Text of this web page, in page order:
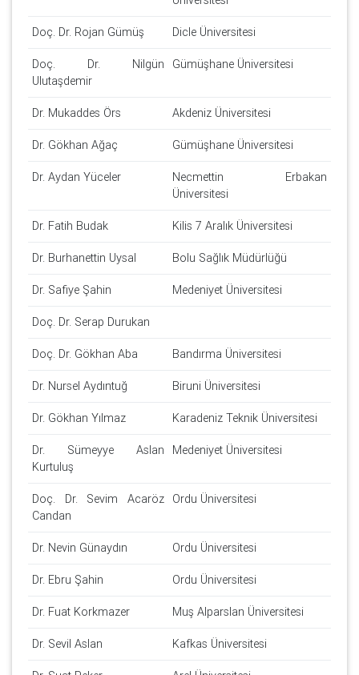
Doç. Dr. Rojan Gümüş Dicle Üniversitesi
Doç. Dr. Nilgün
Ulutaşdemir
Gümüşhane Üniversitesi
Dr. Mukaddes Örs Akdeniz Üniversitesi
Dr. Gökhan Ağaç Gümüşhane Üniversitesi
Dr. Aydan Yüceler
Necmettin Erbakan
Üniversitesi
Dr. Fatih Budak Kilis 7 Aralık Üniversitesi
Dr. Burhanettin Uysal Bolu Sağlık Müdürlüğü
Dr. Safiye Şahin Medeniyet Üniversitesi
Doç. Dr. Serap Durukan
Doç. Dr. Gökhan Aba Bandırma Üniversitesi
Dr. Nursel Aydıntuğ Biruni Üniversitesi
Dr. Gökhan Yılmaz Karadeniz Teknik Üniversitesi
Dr. Sümeyye Aslan
Kurtuluş
Medeniyet Üniversitesi
Doç. Dr. Sevim Acaröz
Candan
Ordu Üniversitesi
Dr. Nevin Günaydın Ordu Üniversitesi
Dr. Ebru Şahin Ordu Üniversitesi
Dr. Fuat Korkmazer Muş Alparslan Üniversitesi
Dr. Sevil Aslan Kafkas Üniversitesi